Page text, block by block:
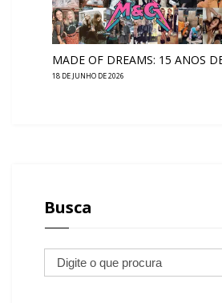
MADE OF DREAMS: 15 ANOS
18 DE JUNHO DE 2026
Busca
u